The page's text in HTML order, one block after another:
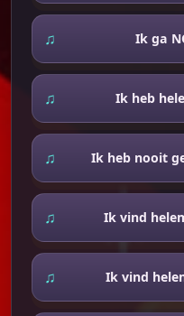
Ik ga
Ik heb
Ik heb nooit
Ik vind
Ik vind